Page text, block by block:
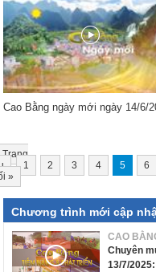
Cao Bằng ngày mới ngày 14/6/
Trang
1 2 3 4 5 6
»
Chương trình mới cập
CAO
Chuyên
13/7/